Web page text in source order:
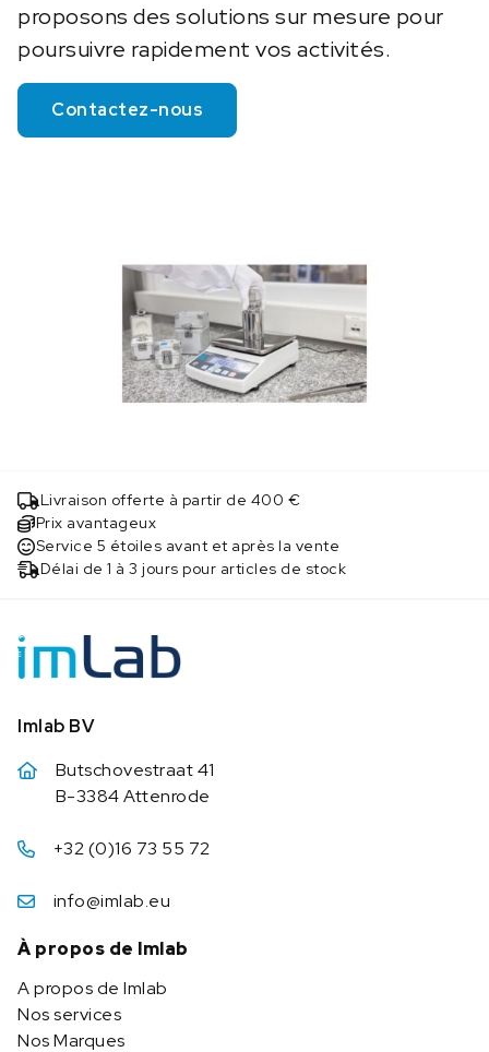
proposons des solutions sur mesure pour
poursuivre rapidement vos activités.
Contactez-nous
Livraison offerte à partir de 400 €
Prix avantageux
Service 5 étoiles avant et après la vente
Délai de 1 à 3 jours pour articles de stock
Imlab BV
Butschovestraat 41
B-3384 Attenrode
+32 (0)16 73 55 72
info@imlab.eu
À propos de Imlab
A propos de Imlab
Nos services
Nos Marques